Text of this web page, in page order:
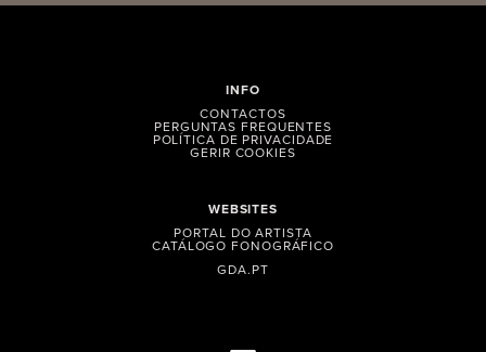
WEBSITES
PORTAL DO ARTISTA
CATÁLOGO FONOGRÁFICO
GDA.PT
INFO
CONTACTOS
PERGUNTAS FREQUENTES
POLÍTICA DE PRIVACIDADE
GERIR COOKIES